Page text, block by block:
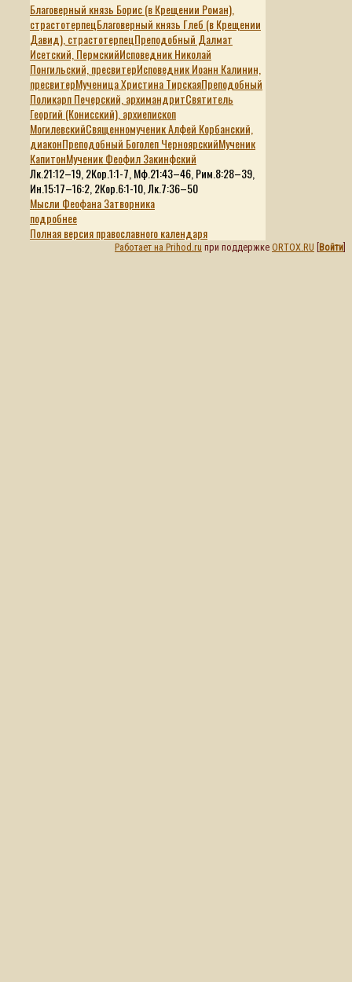
Благоверный князь Борис (в Крещении Роман),
страстотерпецБлаговерный князь Глеб (в Крещении
Давид), страстотерпецПреподобный Далмат
Исетский, ПермскийИсповедник Николай
Понгильский, пресвитерИсповедник Иоанн Калинин,
пресвитерМученица Христина ТирскаяПреподобный
Поликарп Печерский, архимандритСвятитель
Георгий (Конисский), архиепископ
МогилевскийСвященномученик Алфей Корбанский,
диаконПреподобный Боголеп ЧерноярскийМученик
КапитонМученик Феофил Закинфский
Лк.21:12–19, 2Кор.1:1-7, Мф.21:43–46, Рим.8:28–39,
Ин.15:17–16:2, 2Кор.6:1-10, Лк.7:36–50
Мысли Феофана Затворника
подробнее
Полная версия православного календаря
Работает на Prihod.ru при поддержке ORTOX.RU Войти